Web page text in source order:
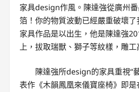
家具design作風。陳達強從廣州
箔！你的物質波動已經嚴重破壞
家具作品是以出生，他是陳達強
上，拔取瑞獸、獅子等紋樣，雕
陳達強所design的家具重視“
表作《木韻鳳凰來儀寶座椅》即